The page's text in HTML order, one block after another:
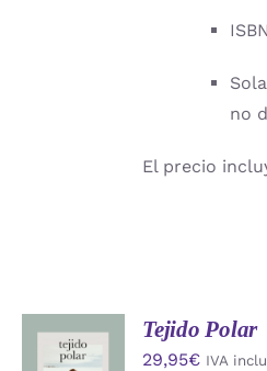
no
El precio
AÑADIR
AL
Tejido Polar
29,95€ IVA